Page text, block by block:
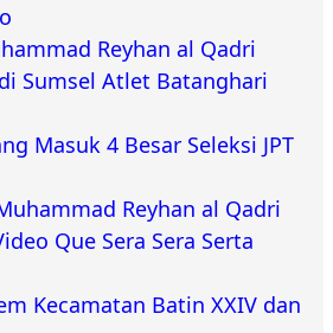
Reyhan al Qadri
Sumsel Atlet Batanghari
Masuk 4 Besar Seleksi JPT
Reyhan al Qadri
Que Sera Sera Serta
Kecamatan Batin XXIV dan